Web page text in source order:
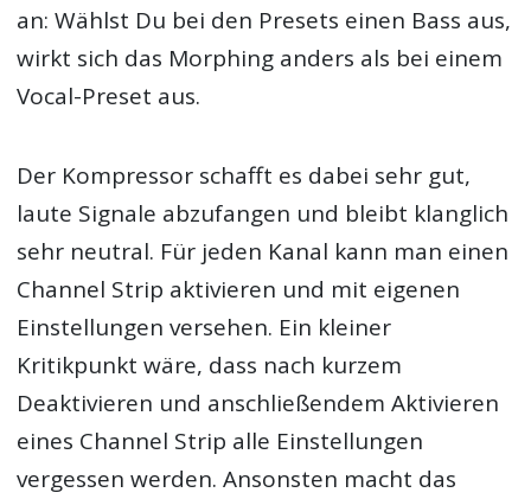
an: Wählst Du bei den Presets einen Bass aus,
wirkt sich das Morphing anders als bei einem
Vocal-Preset aus.
Der Kompressor schafft es dabei sehr gut,
laute Signale abzufangen und bleibt klanglich
sehr neutral. Für jeden Kanal kann man einen
Channel Strip aktivieren und mit eigenen
Einstellungen versehen. Ein kleiner
Kritikpunkt wäre, dass nach kurzem
Deaktivieren und anschließendem Aktivieren
eines Channel Strip alle Einstellungen
vergessen werden. Ansonsten macht das